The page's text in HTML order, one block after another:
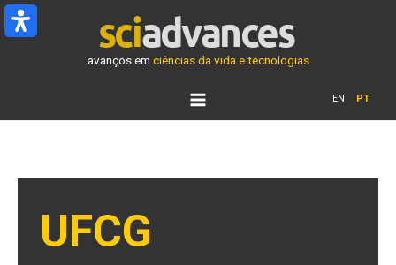
Ir
para
avanços em ciências da vida e tecnologias
EN PT
UFCG